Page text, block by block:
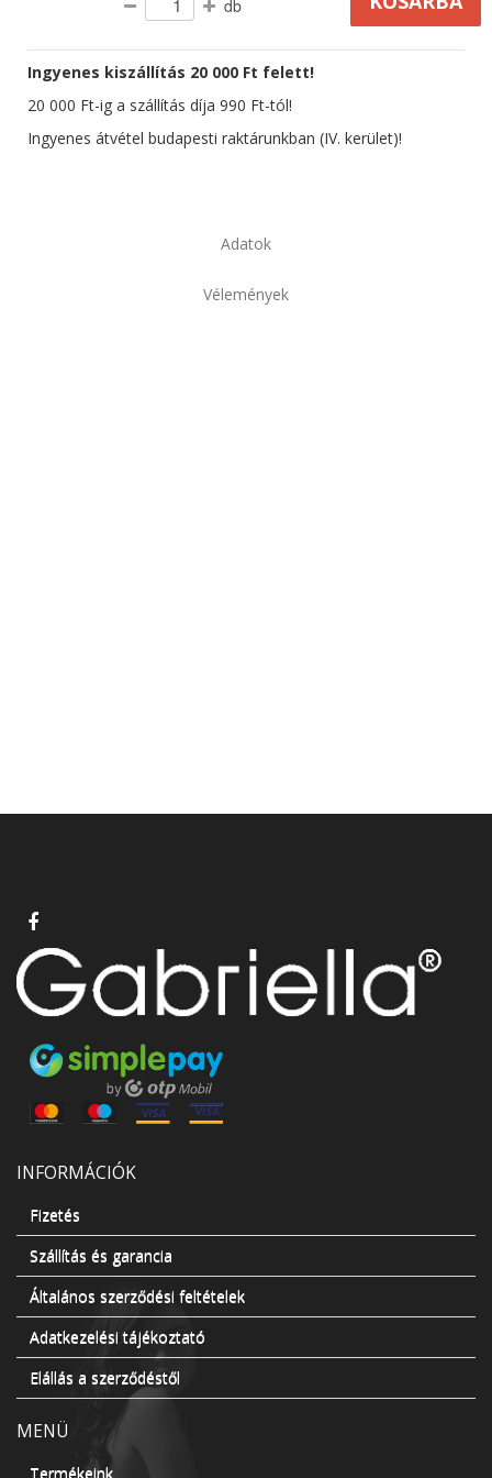
db
Ingyenes kiszállítás 20 000 Ft felett!
20 000 Ft-ig a szállítás díja 990 Ft-tól!
Ingyenes átvétel budapesti raktárunkban (IV. kerület)!
Adatok
Vélemények
INFORMÁCIÓK
Fizetés
Szállítás és garancia
Általános szerződési feltételek
Adatkezelési tájékoztató
Elállás a szerződéstől
MENÜ
Termékeink